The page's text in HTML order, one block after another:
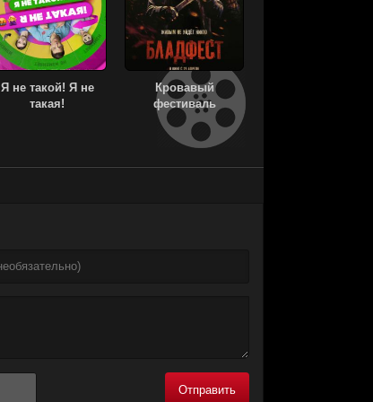
Я не такой! Я не
такая!
Кровавый
фестиваль
Отправить